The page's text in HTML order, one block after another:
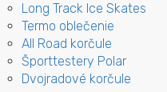
Long Track Ice Skates
Termo oblečenie
All Road korčule
Športtestery Polar
Dvojradové korčule